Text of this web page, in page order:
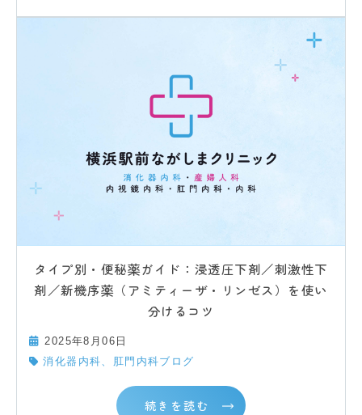
タイプ別・便秘薬ガイド：浸透圧下剤／刺激性下
剤／新機序薬（アミティーザ・リンゼス）を使い
分けるコツ
2025年8月06日
消化器内科、肛門内科ブログ
続きを読む